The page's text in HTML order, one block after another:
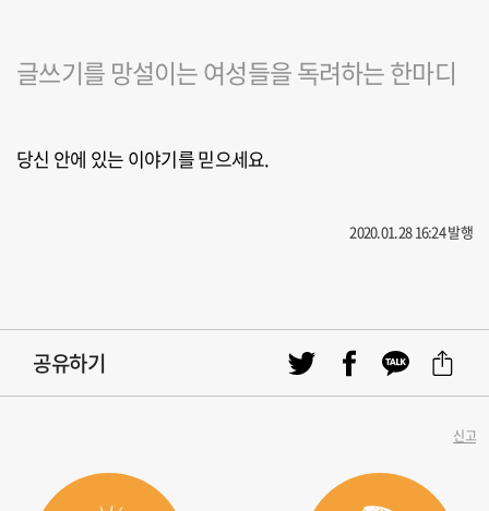
글쓰기를 망설이는 여성들을 독려하는 한마디
당신 안에 있는 이야기를 믿으세요.
2020.01.28 16:24 발행
공유하기
신고